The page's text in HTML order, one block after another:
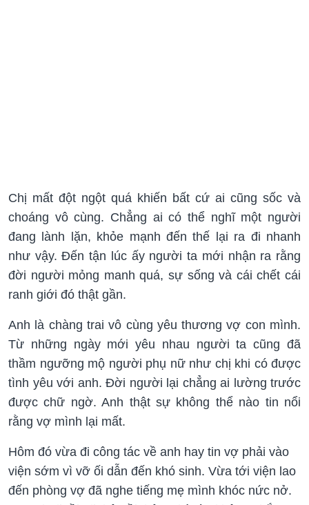
Chị mất đột ngột quá khiến bất cứ ai cũng sốc và
choáng vô cùng. Chẳng ai có thể nghĩ một người
đang lành lặn, khỏe mạnh đến thế lại ra đi nhanh
như vậy. Đến tận lúc ấy người ta mới nhận ra rằng
đời người mỏng manh quá, sự sống và cái chết cái
ranh giới đó thật gần.
Anh là chàng trai vô cùng yêu thương vợ con mình.
Từ những ngày mới yêu nhau người ta cũng đã
thầm ngưỡng mộ người phụ nữ như chị khi có được
tình yêu với anh. Đời người lại chẳng ai lường trước
được chữ ngờ. Anh thật sự không thể nào tin nổi
rằng vợ mình lại mất.
Hôm đó vừa đi công tác về anh hay tin vợ phải vào
viện sớm vì vỡ ối dẫn đến khó sinh. Vừa tới viện lao
đến phòng vợ đã nghe tiếng mẹ mình khóc nức nở.